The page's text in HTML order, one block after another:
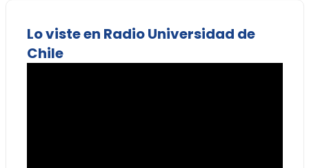
Lo viste en Radio Universidad de
Chile